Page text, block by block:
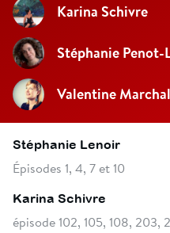
Karina Schivre
Stéphanie Penot-
Valentine Marchal
Stéphanie Lenoir
Épisodes 1, 4, 7 et 10
Karina Schivre
épisode 102, 105, 108, 203,